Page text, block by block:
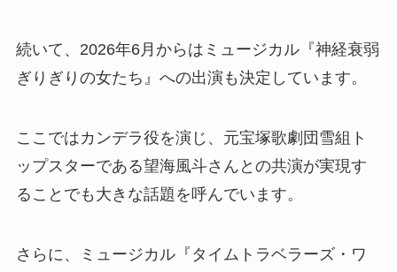
続いて、2026年6月からはミュージカル『神経衰弱
ぎりぎりの女たち』への出演も決定しています。
ここではカンデラ役を演じ、元宝塚歌劇団雪組ト
ップスターである望海風斗さんとの共演が実現す
ることでも大きな話題を呼んでいます。
さらに、ミュージカル『タイムトラベラーズ・ワ